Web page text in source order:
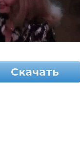
Скачать